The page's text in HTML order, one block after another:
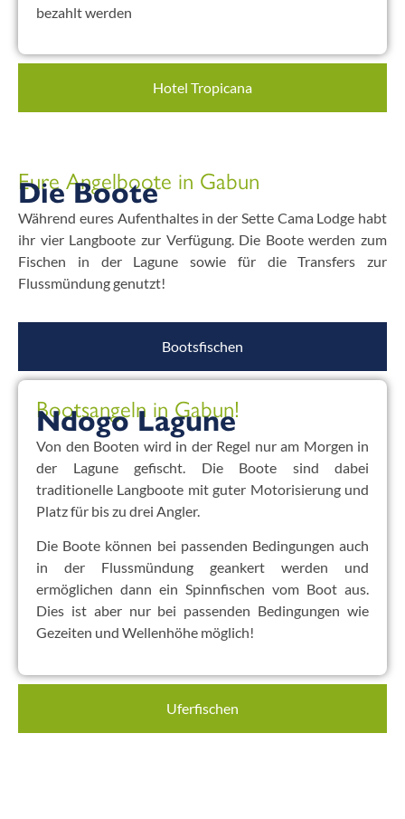
Hotel Tropicana
bezahlt werden
Eure Angelboote in Gabun
Die Boote
Während eures Aufenthaltes in der Sette Cama Lodge habt
ihr vier Langboote zur Verfügung. Die Boote werden zum
Fischen in der Lagune sowie für die Transfers zur
Flussmündung genutzt!
Bootsfischen
Uferfischen
Bootsangeln in Gabun!
Ndogo Lagune
Von den Booten wird in der Regel nur am Morgen in
der Lagune gefischt. Die Boote sind dabei
traditionelle Langboote mit guter Motorisierung und
Platz für bis zu drei Angler.
Die Boote können bei passenden Bedingungen auch
in der Flussmündung geankert werden und
ermöglichen dann ein Spinnfischen vom Boot aus.
Dies ist aber nur bei passenden Bedingungen wie
Gezeiten und Wellenhöhe möglich!